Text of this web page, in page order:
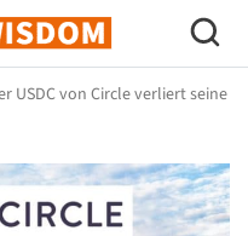
USDC von Circle verliert seine